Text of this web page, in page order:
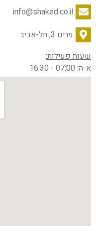
info@shaked.co.il
נירים 3, תל-אביב
שעות פעילות:
א-ה: 07:00 - 16:30